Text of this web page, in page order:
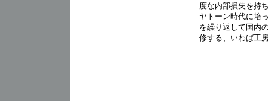
度な内部損失を持
ヤトーン時代に培
を繰り返して国内
修する、いわば工